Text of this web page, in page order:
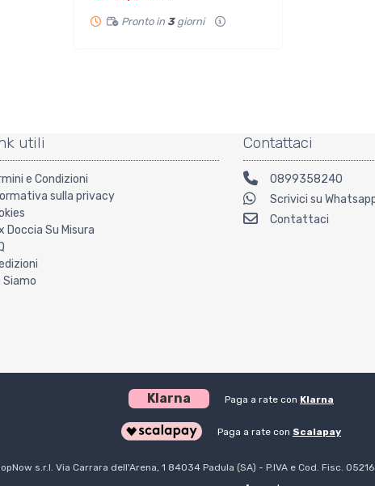
Pronto in 3giorni
utili
e Condizioni
sulla privacy
Doccia Su Misura
Siamo
Contattaci
0899358240
Scrivici su
Contattaci
Klarna Paga a rate con Klarna
Paga a rate con Scalapay
s.r.l. Via Carrara dell'Arena, 1 84034 Padula (SA) - P.IVA e Cod. Fisc.